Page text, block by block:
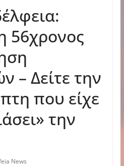
56χρονος
– Δείτε την
που είχε
την
News